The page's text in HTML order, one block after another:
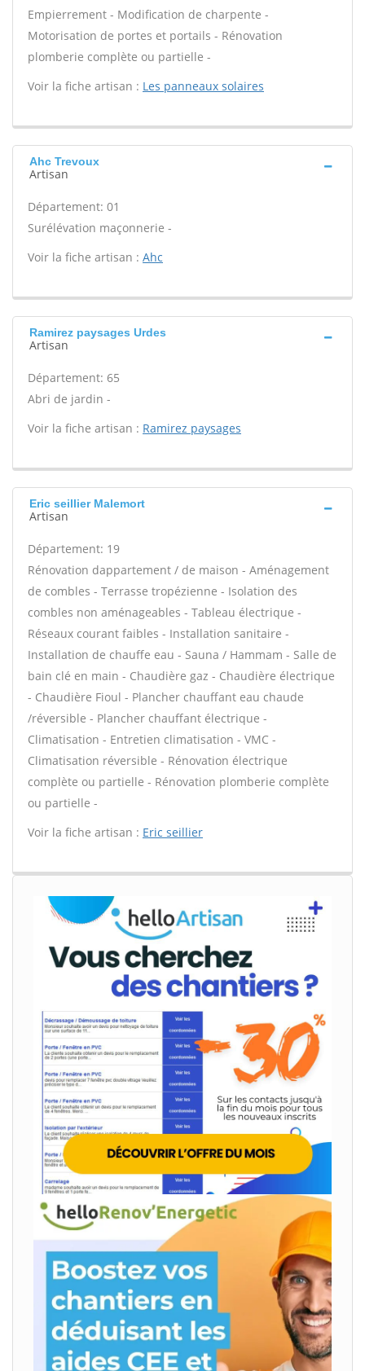
Empierrement - Modification de charpente -
Motorisation de portes et portails - Rénovation
plomberie complète ou partielle -
Voir la fiche artisan : Les panneaux solaires
Ahc Trevoux
Artisan
Département: 01
Surélévation maçonnerie -
Voir la fiche artisan : Ahc
Ramirez paysages Urdes
Artisan
Département: 65
Abri de jardin -
Voir la fiche artisan : Ramirez paysages
Eric seillier Malemort
Artisan
Département: 19
Rénovation dappartement / de maison - Aménagement
de combles - Terrasse tropézienne - Isolation des
combles non aménageables - Tableau électrique -
Réseaux courant faibles - Installation sanitaire -
Installation de chauffe eau - Sauna / Hammam - Salle de
bain clé en main - Chaudière gaz - Chaudière électrique
- Chaudière Fioul - Plancher chauffant eau chaude
/réversible - Plancher chauffant électrique -
Climatisation - Entretien climatisation - VMC -
Climatisation réversible - Rénovation électrique
complète ou partielle - Rénovation plomberie complète
ou partielle -
Voir la fiche artisan : Eric seillier